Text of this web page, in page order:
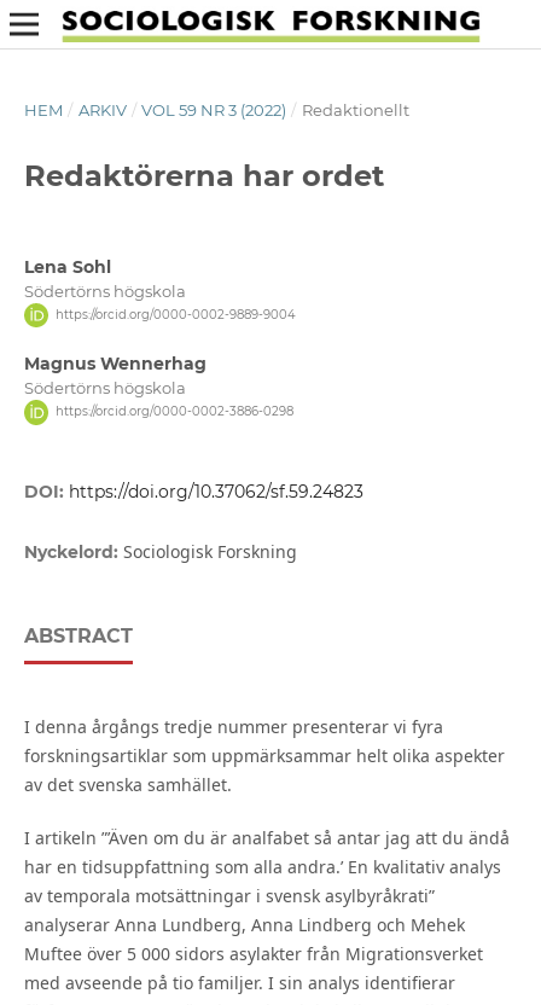
HEM / ARKIV / VOL 59 NR 3 (2022) / Redaktionellt
Redaktörerna har ordet
Lena Sohl
Södertörns högskola
https://orcid.org/0000-0002-9889-9004
Magnus Wennerhag
Södertörns högskola
https://orcid.org/0000-0002-3886-0298
DOI: https://doi.org/10.37062/sf.59.24823
Nyckelord: Sociologisk Forskning
ABSTRACT
I denna årgångs tredje nummer presenterar vi fyra
forskningsartiklar som uppmärksammar helt olika aspekter
av det svenska samhället.
I artikeln ”’Även om du är analfabet så antar jag att du ändå
har en tidsuppfattning som alla andra.’ En kvalitativ analys
av temporala motsättningar i svensk asylbyråkrati”
analyserar Anna Lundberg, Anna Lindberg och Mehek
Muftee över 5 000 sidors asylakter från Migrationsverket
med avseende på tio familjer. I sin analys identifierar